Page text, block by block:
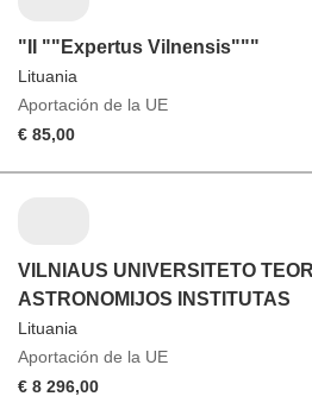
"II ""Expertus Vilnensis"""
Lituania
Aportación de la UE
€ 85,00
VILNIAUS UNIVERSITETO
ASTRONOMIJOS INSTITUTAS
Lituania
Aportación de la UE
€ 8 296,00